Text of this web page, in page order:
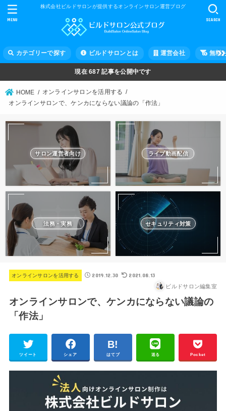
株式会社ビルドサロンが提供するオンラインサロン運営ブログ
カテゴリーで探す ビルドサロンとは 運営会社 無料
SEARCH
MENU
現在687 記事を公開中です
HOME
オンラインサロンを活用する
オンラインサロンで、ケンカにならない議論の「作法」
サロン運営者向け ライブ動画配信
法務・実務 セキュリティ対策
オンラインサロンを活用する 2019.12.30
2021.08.13
ビルドサロン編集室
オンラインサロンで、ケンカにならない議論の
「作法」
ツイート シェア はてブ 送る Pocket